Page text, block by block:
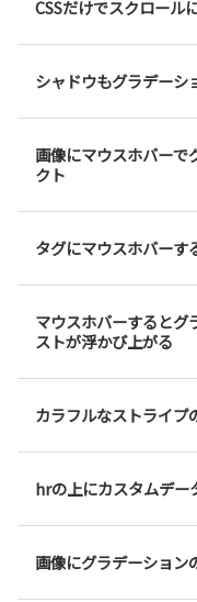
CSSだけでスクロール
シャドウもグラデーシ
画像にマウスホバーで
クト
タグにマウスホバーす
マウスホバーするとグ
ストが浮かび上がる
カラフルなストライ
hrの上にカスタムデー
画像にグラデーション